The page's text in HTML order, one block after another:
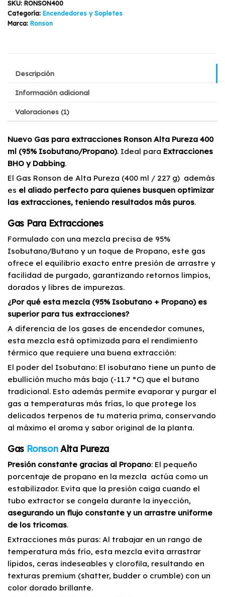
400ml
cantidad
SKU: RONSON400
Categoría: Encendedores y Sopletes
Marca: Ronson
Descripción
Información adicional
Valoraciones (1)
Nuevo Gas para extracciones Ronson Alta Pureza 400
ml (95% Isobutano/Propano). Ideal para Extracciones
BHO y Dabbing.
El Gas Ronson de Alta Pureza (400 ml / 227 g) además
es el aliado perfecto para quienes busquen optimizar
las extracciones, teniendo resultados más puros.
Gas Para Extracciones
Formulado con una mezcla precisa de 95%
Isobutano/Butano y un toque de Propano, este gas
ofrece el equilibrio exacto entre presión de arrastre y
facilidad de purgado, garantizando retornos limpios,
dorados y libres de impurezas.
¿Por qué esta mezcla (95% Isobutano + Propano) es
superior para tus extracciones?
A diferencia de los gases de encendedor comunes,
esta mezcla está optimizada para el rendimiento
térmico que requiere una buena extracción:
El poder del Isobutano: El isobutano tiene un punto de
ebullición mucho más bajo (-11.7 °C) que el butano
tradicional. Esto además permite evaporar y purgar el
gas a temperaturas más frías, lo que protege los
delicados terpenos de tu materia prima, conservando
al máximo el aroma y sabor original de la planta.
Gas RonsonAlta Pureza
Presión constante gracias al Propano: El pequeño
porcentaje de propano en la mezcla actúa como un
estabilizador. Evita que la presión caiga cuando el
tubo extractor se congela durante la inyección,
asegurando un flujo constante y un arrastre uniforme
de los tricomas.
Extracciones más puras: Al trabajar en un rango de
temperatura más frío, esta mezcla evita arrastrar
lípidos, ceras indeseables y clorofila, resultando en
texturas premium (shatter, budder o crumble) con un
color dorado brillante.